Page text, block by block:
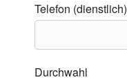
Telefon (dienstlich)
Durchwahl